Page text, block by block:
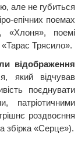
але не губиться
епічних поемах
«Хлоня», поемі
«Тарас Трясило».
відображення
який відчував
поєднувати
патріотичними
роздвоєння
збірка «Серце»).